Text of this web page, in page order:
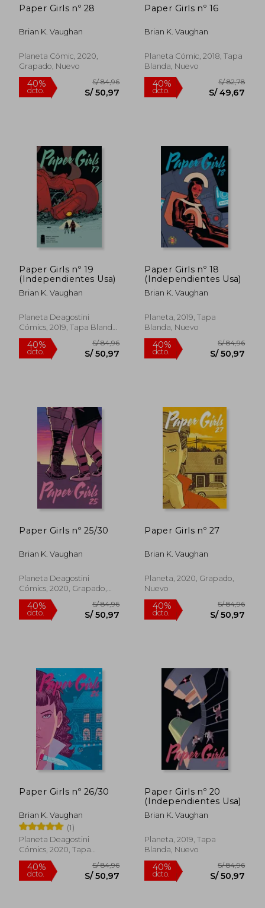
40%
dcto. S/ 47,79
40%
dcto.
Paper Girls nº 28
Brian K. Vaughan
Planeta Cómic, 2020,
Grapado, Nuevo
40%
dcto. S/ 50,97
Paper Girls nº 16
Brian K. Vaughan
Planeta Cómic, 2018, Tapa
Blanda, Nuevo
40%
dcto.
Paper Girls nº 19
(Independientes Usa)
Brian K. Vaughan
Planeta Deagostini
Cómics, 2019, Tapa Blanda,
Nuevo
Paper Girls nº 18
(Independientes Usa)
Brian K. Vaughan
Planeta, 2019, Tapa
Blanda, Nuevo
Paper Girls nº 25/30
Brian K. Vaughan
Planeta Deagostini
Cómics, 2020, Grapado,
Nuevo
Paper Girls nº 27
Brian K. Vaughan
Planeta, 2020, Grapado,
Nuevo
Paper Girls nº 26/30
Brian K. Vaughan
(1)
Planeta Deagostini
Cómics, 2020, Tapa
Blanda, Nuevo
Paper Girls nº 20
(Independientes Usa)
Brian K. Vaughan
Planeta, 2019, Tapa
Blanda, Nuevo